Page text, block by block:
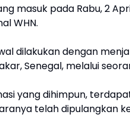
masuk pada Rabu, 2
WHN.
dilakukan dengan
Senegal, melalui
yang dihimpun,
telah dipulangkan